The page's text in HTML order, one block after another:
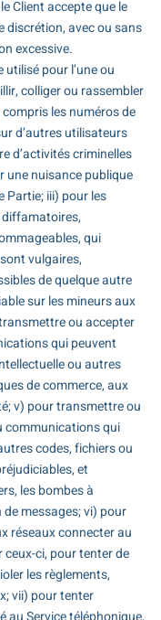
Client accepte que le
discrétion, avec ou sans
excessive.
pour l’une ou
colliger ou rassembler
les numéros de
d’autres utilisateurs
d’activités criminelles
une nuisance publique
Partie; iii) pour les
qui
vulgaires,
de quelque autre
sur les mineurs aux
ou accepter
qui peuvent
ou autres
de commerce, aux
v) pour transmettre ou
communications qui
codes, fichiers ou
et
les bombes à
messages; vi) pour
réseaux connecter au
ci, pour tenter de
les règlements,
vii) pour tenter